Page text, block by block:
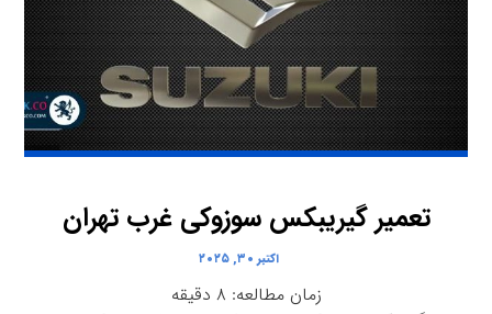
تعمیر گیریبکس سوزوکی غرب تهران
اکتبر ۳۰, ۲۰۲۵
زمان مطالعه: ۸ دقیقه